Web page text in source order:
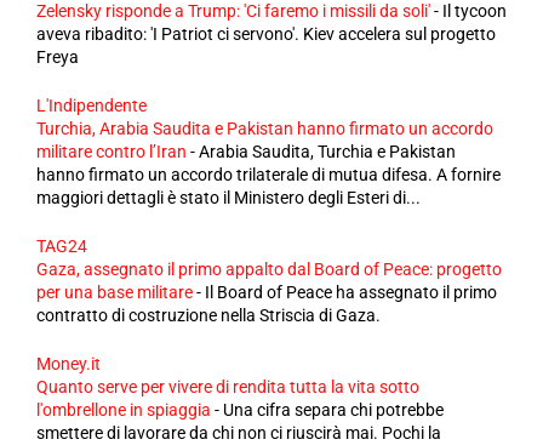
Zelensky risponde a Trump: 'Ci faremo i missili da soli'- Il tycoon
aveva ribadito: 'I Patriot ci servono'. Kiev accelera sul progetto
Freya
L'Indipendente
Turchia, Arabia Saudita e Pakistan hanno firmato un accordo
militare contro l’Iran -Arabia Saudita, Turchia e Pakistan
hanno firmato un accordo trilaterale di mutua difesa. A fornire
maggiori dettagli è stato il Ministero degli Esteri di...
TAG24
Gaza, assegnato il primo appalto dal Board of Peace: progetto
per una base militare- Il Board of Peace ha assegnato il primo
contratto di costruzione nella Striscia di Gaza.
Money.it
Quanto serve per vivere di rendita tutta la vita sotto
l'ombrellone in spiaggia - Una cifra separa chi potrebbe
smettere di lavorare da chi non ci riuscirà mai. Pochi la